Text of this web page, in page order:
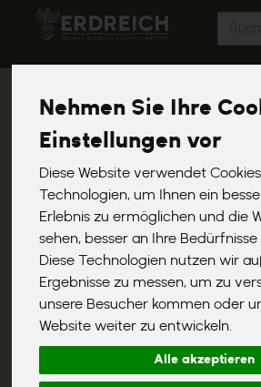
Nehmen Sie Ihre
Einstellungen vor
Diese Website verwendet
Technologien, um Ihnen ein
Erlebnis zu ermöglichen und die
sehen, besser an Ihre Bedürfnisse
Diese Technologien nutzen wir
Ergebnisse zu messen, um zu
unsere Besucher kommen oder
Website weiter zu entwickeln.
Alle akzeptieren
Walnuss Bruch